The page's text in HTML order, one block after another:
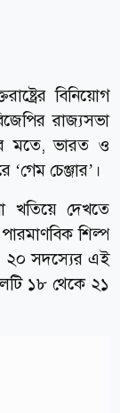
বিনিয়োগ
রাজ্যসভা
মতে, ভারত ও
‘গেম চেঞ্জার’।
খতিয়ে দেখতে
শিল্প
২০ সদস্যের এই
দলটি ১৮ থেকে ২১